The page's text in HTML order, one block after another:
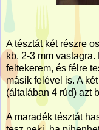
A tésztát két részre
kb. 2-3 mm
feltekerem, és félre
másik felével is. A
(általában 4 rúd) azt
A maradék tésztát